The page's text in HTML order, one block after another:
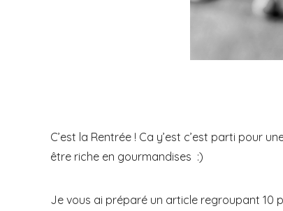
C’est la Rentrée ! Ca y’est c’est parti pour
être riche en gourmandises :)
Je vous ai préparé un article regroupant 10